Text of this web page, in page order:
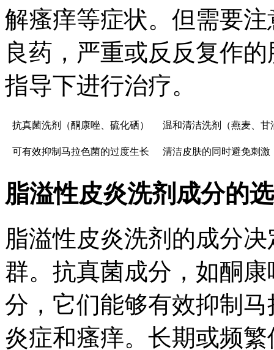
解瘙痒等症状。但需要
良药，严重或反反复作
指导下进行治疗。
抗真菌洗剂（酮康唑、硫化硒） 温和清洁洗剂（燕麦、甘
可有效抑制马拉色菌的过度生长 清洁皮肤的同时避免刺激
脂溢性皮炎洗剂成分的
脂溢性皮炎洗剂的成分
群。抗真菌成分，如酮
分，它们能够有效抑制
炎症和瘙痒。长期或频